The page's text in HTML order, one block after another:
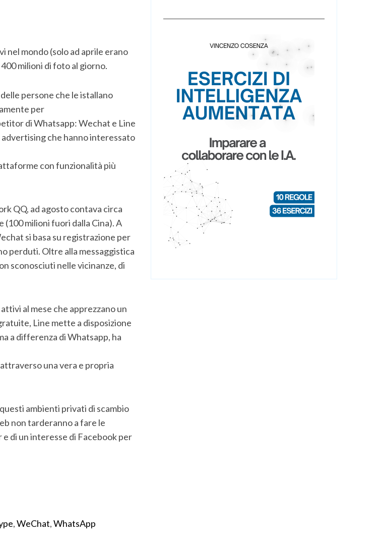
nel mondo (solo ad aprile erano
milioni di foto al giorno.
persone che le istallano
per
di Whatsapp: Wechat e Line
advertising che hanno interessato
con funzionalità più
QQ, ad agosto contava circa
milioni fuori dalla Cina). A
si basa su registrazione per
perduti. Oltre alla messaggistica
sconosciuti nelle vicinanze, di
al mese che apprezzano un
Line mette a disposizione
a differenza di Whatsapp, ha
una vera e propria
ambienti privati di scambio
non tarderanno a fare le
di un interesse di Facebook per
,WeChat,WhatsApp